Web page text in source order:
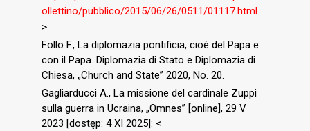
ollettino/pubblico/2015/06/26/0511/01117.html
>.
Follo F., La diplomazia pontificia, cioè del Papa e
con il Papa. Diplomazia di Stato e Diplomazia di
Chiesa, „Church and State” 2020, No. 20.
Gagliarducci A., La missione del cardinale Zuppi
sulla guerra in Ucraina, „Omnes” [online], 29 V
2023 [dostęp: 4 XI 2025]: <